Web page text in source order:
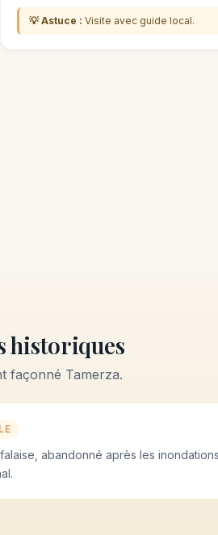
💡 Astuce : Visite avec guide local.
historiques
façonné Tamerza.
abandonné après les